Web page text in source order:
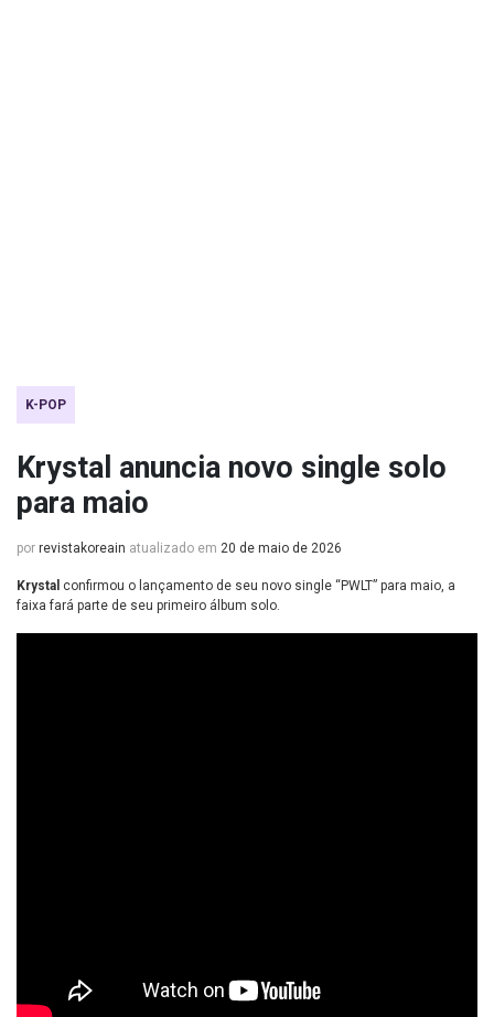
K-POP
Krystal anuncia novo single solo
para maio
por revistakoreain atualizado em 20 de maio de 2026
Krystal confirmou o lançamento de seu novo single “PWLT” para maio, a
faixa fará parte de seu primeiro álbum solo.